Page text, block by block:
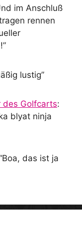
im Anschluß
rennen
”
lustig”
des Golfcarts:
blyat ninja
Boa, das ist ja